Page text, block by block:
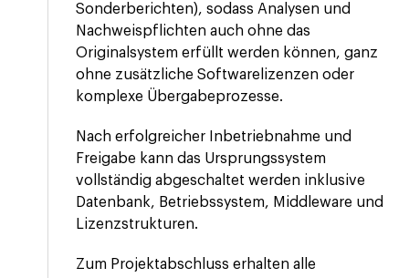
Sonderberichten), sodass Analysen und
Nachweispflichten auch ohne das
Originalsystem erfüllt werden können, ganz
ohne zusätzliche Softwarelizenzen oder
komplexe Übergabeprozesse.
Nach erfolgreicher Inbetriebnahme und
Freigabe kann das Ursprungssystem
vollständig abgeschaltet werden inklusive
Datenbank, Betriebssystem, Middleware und
Lizenzstrukturen.
Zum Projektabschluss erhalten alle